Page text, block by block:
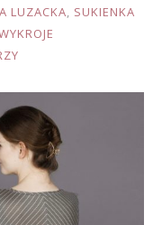
LUZACKA, SUKIENKA